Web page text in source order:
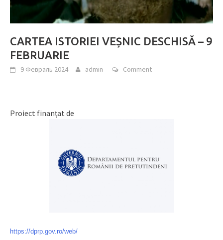
CARTEA ISTORIEI VEȘNIC DESCHISĂ – 9
FEBRUARIE
9 Февраль 2024 admin Comment
Proiect finanțat de
https://dprp.gov.ro/web/